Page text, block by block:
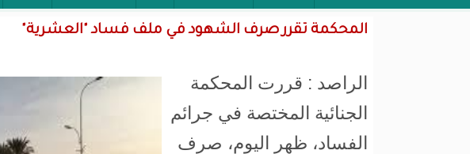
محام:قانون حماية الرموز تفوح منه رائحة الاحكام الشمولية
المحكمة تقرر صرف الشهود في ملف فساد "العشرية"
الراصد : قررت المحكمة
الجنائية المختصة في جرائم
الفساد، ظهر اليوم، صرف